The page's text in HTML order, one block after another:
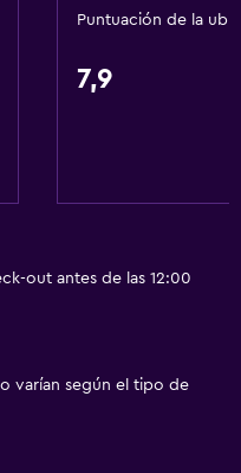
Puntuación de la
7,9
out antes de las 12:00
varían según el tipo de